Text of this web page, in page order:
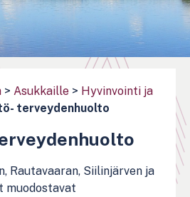
> Asukkaille > Hyvinvointi ja
terveydenhuolto
Rautavaaran, Siilinjärven ja
muodostavat